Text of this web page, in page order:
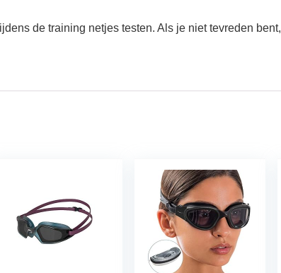
de training netjes testen. Als je niet tevreden